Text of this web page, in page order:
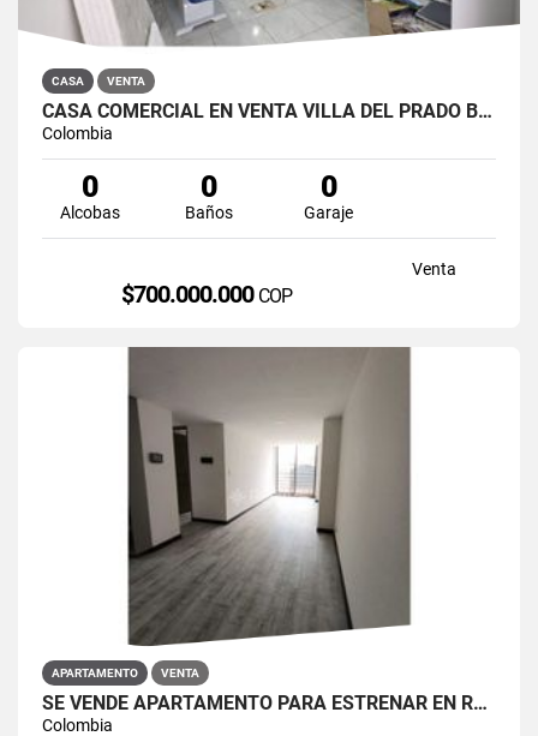
CASA VENTA
CASA COMERCIAL EN VENTA VILLA DEL PRADO BOGOTÁ NORTE
Colombia
0
Alcobas
0
Baños
0
Garaje
Venta
$700.000.000 COP
APARTAMENTO VENTA
SE VENDE APARTAMENTO PARA ESTRENAR EN RESTREPO ANTONIO NARIÑO
Colombia